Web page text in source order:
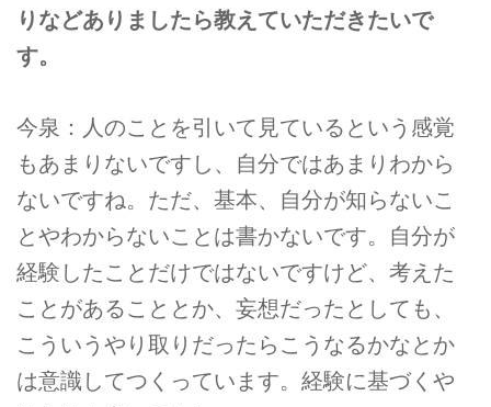
りなどありましたら教えていただきたいで
す。
今泉：人のことを引いて見ているという感覚
もあまりないですし、自分ではあまりわから
ないですね。ただ、基本、自分が知らないこ
とやわからないことは書かないです。自分が
経験したことだけではないですけど、考えた
ことがあることとか、妄想だったとしても、
こういうやり取りだったらこうなるかなとか
は意識してつくっています。経験に基づくや